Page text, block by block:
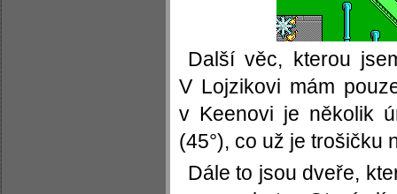
Další věc, kterou
V Lojzikovi mám
v Keenovi je několik
(45°), co už je trošičku
Dále to jsou dveře,